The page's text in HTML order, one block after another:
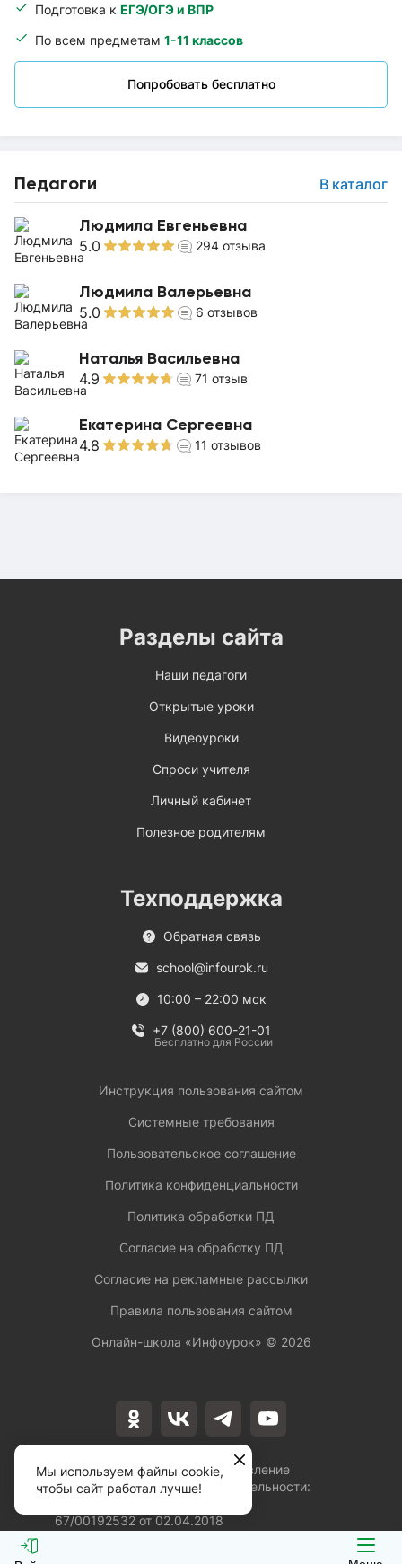
Подготовка к ЕГЭ/ОГЭ и ВПР
По всем предметам 1-11 классов
Попробовать бесплатно
Педагоги В каталог
Людмила Евгеньевна
5.0 294 отзыва
Людмила Валерьевна
5.0 6 отзывов
Наталья Васильевна
4.9 71 отзыв
Екатерина Сергеевна
4.8 11 отзывов
Лицензия на осуществление
образовательной деятельности:
67/00192532 от 02.04.2018
Разделы сайта
Наши педагоги
Открытые уроки
Видеоуроки
Спроси учителя
Личный кабинет
Полезное родителям
Техподдержка
Обратная связь
school@infourok.ru
10:00 – 22:00 мск
+7 (800) 600-21-01
Бесплатно для России
Инструкция пользования сайтом
Системные требования
Пользовательское соглашение
Политика конфиденциальности
Политика обработки ПД
Согласие на обработку ПД
Согласие на рекламные рассылки
Правила пользования сайтом
Онлайн-школа «Инфоурок» © 2026
Мы используем файлы cookie,
чтобы сайт работал лучше!